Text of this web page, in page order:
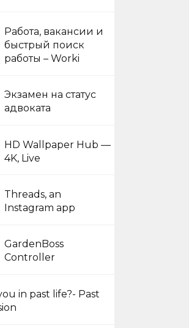
Работа, вакансии и
быстрый поиск
работы – Worki
Экзамен на статус
адвоката
HD Wallpaper Hub —
4K, Live
Threads, an
Instagram app
GardenBoss
Controller
in past life?- Past